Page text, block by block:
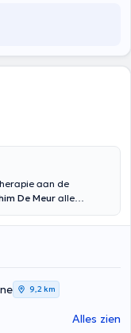
aan de
De Meuralle
in het Stay
praktijk voor
fysieke
en voor
op te
een sportactiviteit te
, rug- of polspijn af te
9,2 km
Alles zien